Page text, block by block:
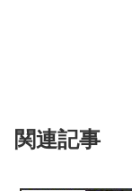
関連記事